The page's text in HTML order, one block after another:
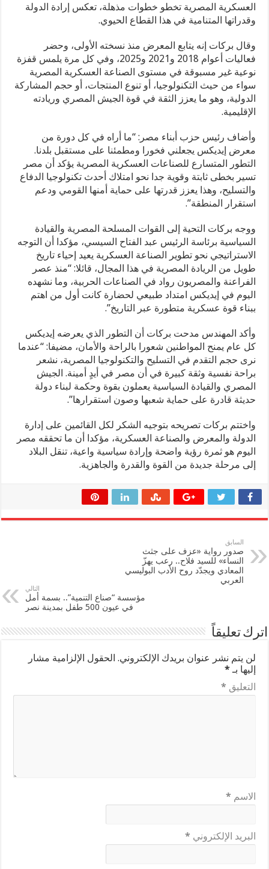
العسكرية المصرية تخطو خطوات مذهلة، تعكس إرادة الدولة
وقدراتها المتنامية في هذا القطاع الحيوي.
وقال بركات إنه يتابع المعرض منذ نسخته الأولى، وحضر
فعاليات أعوام 2018 و2021 و2025، وفي كل مرة يلمس قفزة
نوعية غير مسبوقة في مستوى الصناعة العسكرية المصرية
سواء من حيث التكنولوجيا، أو تنوع المنتجات، أو حجم المشاركة
الدولية، وهو ما يعزز الثقة في قوة الجيش المصري وريادته
الإقليمية.
وأضاف رئيس حزب أبناء مصر: “ما أراه في كل دورة من
معرض إيديكس يجعلني فخورا ومطمئنا على مستقبل بلدنا.
التطور المتسارع للصناعات العسكرية المصرية يؤكد أن مصر
تسير بخطى ثابتة وقوية جدا نحو امتلاك أحدث تكنولوجيا الدفاع
والتسليح، وهذا يعزز قدرتها على حماية أمنها القومي ودعم
استقرار المنطقة”.
ووجه بركات التحية إلى القوات المسلحة المصرية والقيادة
السياسية برئاسة الرئيس عبد الفتاح السيسي، مؤكدا أن التوجه
الاستراتيجي نحو تطوير الصناعة العسكرية يعيد إحياء تاريخ
طويل من الريادة المصرية في هذا المجال، قائلا: “منذ عصر
الفراعنة والمصريون رواد في الصناعات الحربية، وما نشهده
اليوم في إيديكس امتداد طبيعي لحضارة كانت أول من اهتم
ببناء قوة عسكرية متطورة عبر التاريخ”.
وأكد المهندس مدحت بركات أن التطور الذي يعرضه إيديكس
كل عام يمنح المواطنين شعورا بالراحة والأمان، مضيفا: “عندما
نرى حجم التقدم في التسليح والتكنولوجيا المصرية، نشعر
براحة نفسية وثقة كبيرة في أن مصر في أيدٍ أمينة. الجيش
المصري والقيادة السياسية يعملون بقوة وحكمة لبناء دولة
حديثة قادرة على حماية شعبها وصون استقرارها”.
واختتم بركات تصريحه بتوجيه الشكر لكل القائمين على إدارة
الدولة والمعرض والصناعة العسكرية، مؤكدا أن ما تحققه مصر
اليوم هو ثمرة رؤية واضحة وإرادة سياسية واعية، تنقل البلاد
إلى مرحلة جديدة من القوة والقدرة والجاهزية.
السابق
صدور رواية «عزف على جثث
النساء» للسيد فلاح.. رعب يهزّ
المعادي ويجدّد روح الأدب البوليسي
العربي
التالي
مؤسسة “صناع التنمية”.. بسمة أمل
في عيون 500 طفل بمدينة نصر
اترك تعليقاً
لن يتم نشر عنوان بريدك الإلكتروني. الحقول الإلزامية مشار
إليها بـ*
التعليق *
الاسم *
البريد الإلكتروني *